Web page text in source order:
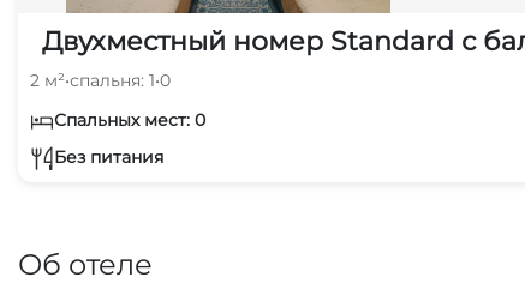
Двухместный номер Standard с
2 м²•спальня: 1•0
Спальных мест: 0
Без питания
Об отеле